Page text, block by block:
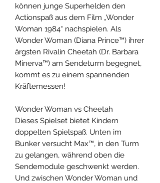
können junge Superhelden den
Actionspaß aus dem Film „Wonder
Woman 1984“ nachspielen. Als
Wonder Woman (Diana Prince™) ihrer
ärgsten Rivalin Cheetah (Dr. Barbara
Minerva™) am Sendeturm begegnet,
kommt es zu einem spannenden
Kräftemessen!
Wonder Woman vs Cheetah
Dieses Spielset bietet Kindern
doppelten Spielspaß. Unten im
Bunker versucht Max™, in den Turm
zu gelangen, während oben die
Sendemodule geschwenkt werden.
Und zwischen Wonder Woman und